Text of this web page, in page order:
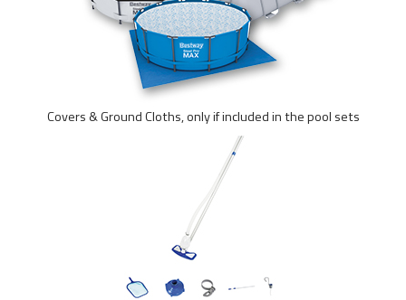
Covers & Ground Cloths, only if included in the pool sets